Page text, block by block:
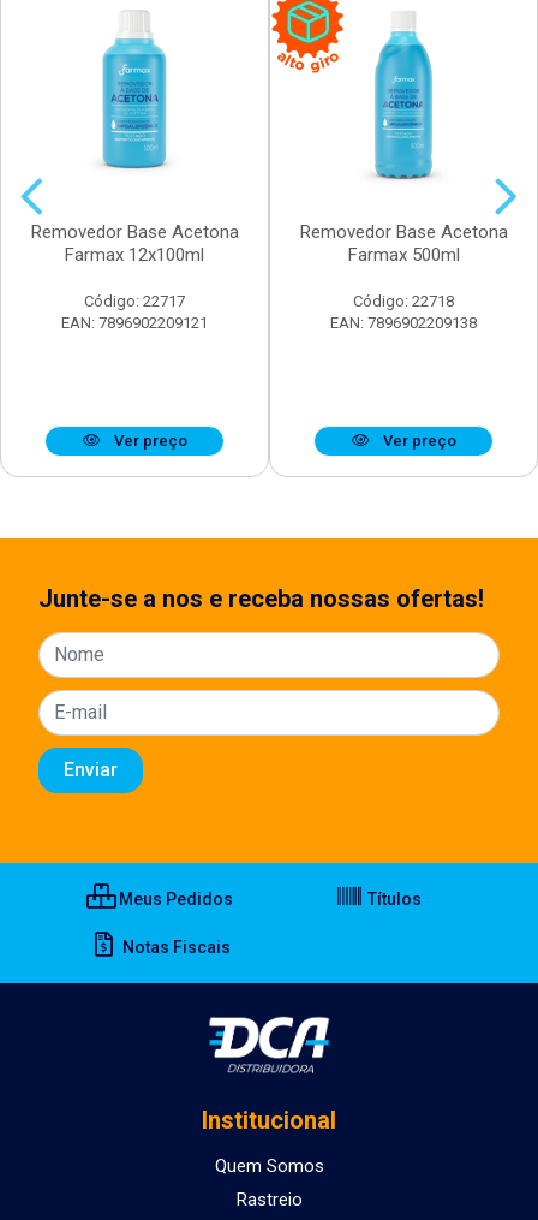
Removedor Base Acetona
Farmax 12x100ml
Código: 22717
EAN: 7896902209121
Ver preço
Removedor Base Acetona
Farmax 500ml
Código: 22718
EAN: 7896902209138
Ver preço
Junte-se a nos e receba nossas ofertas!
Meus Pedidos Títulos
Notas Fiscais
Institucional
Quem Somos
Rastreio